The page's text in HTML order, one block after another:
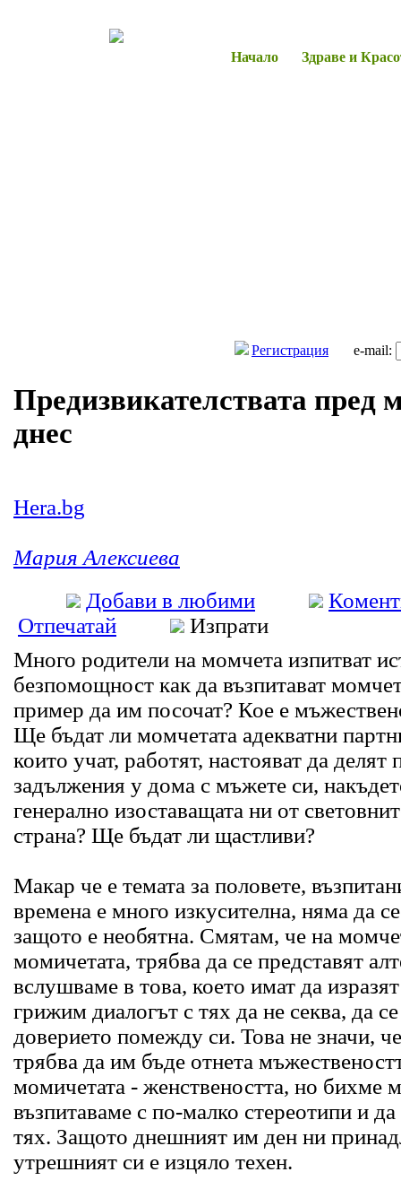
Начало Здраве и
Регистрация e-mail:
Предизвикателствата пред
днес
Hera.bg
Мария Алексиева
Добави в любими
Отпечатай
Изпрати
Много родители на момчета изпитват
безпомощност как да възпитават
пример да им посочат? Кое е
Ще бъдат ли момчетата адекватни
които учат, работят, настояват да делят
задължения у дома с мъжете си,
генерално изоставащата ни от
страна? Ще бъдат ли щастливи?
Макар че е темата за половете,
времена е много изкусителна, няма да
защото е необятна. Смятам, че на
момичетата, трябва да се представят
вслушваме в това, което имат да
грижим диалогът с тях да не секва, да
доверието помежду си. Това не значи,
трябва да им бъде отнета
момичетата - женствеността, но бихме
възпитаваме с по-малко стереотипи и
тях. Защото днешният им ден ни
утрешният си е изцяло техен.